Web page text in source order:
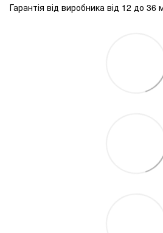
Гарантія від виробника від 12 до 36